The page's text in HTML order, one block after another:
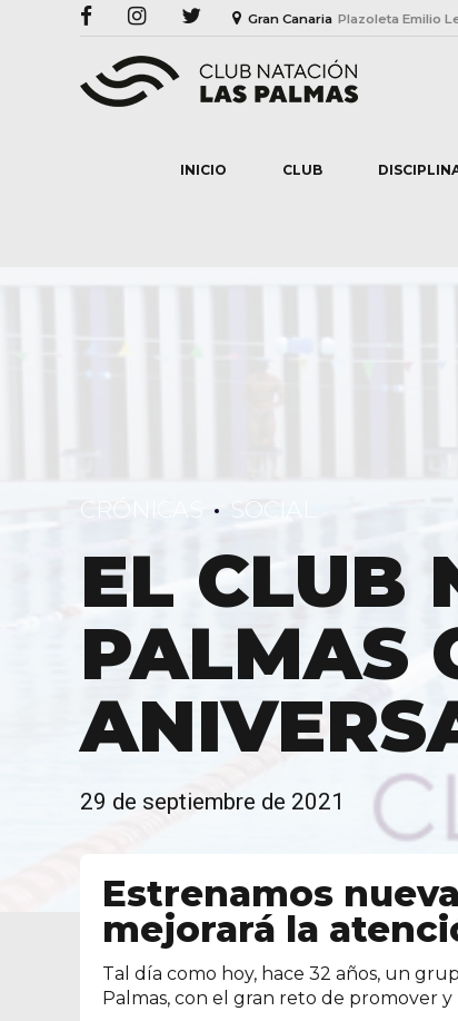
Gran Canaria Plazoleta Emilio
INICIO CLUB
CRÓNICAS SOCIAL
EL CLUB
PALMAS
29 de septiembre de 2021
Estrenamos
mejorará la
Tal día como hoy, hace 32 años, un
Palmas, con el gran reto de promover